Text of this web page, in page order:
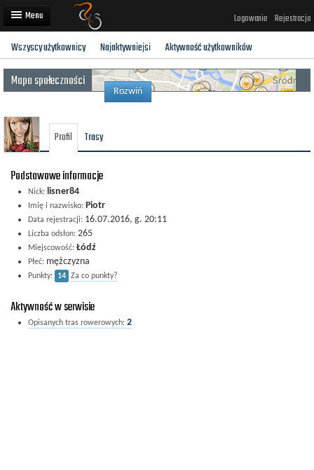
Logowanie Rejestracja
Artykuły
Trasy rowerowe
Wyścigi rowerowe
Użytkownicy
Dodaj
Wszyscy użytkownicy Najaktywniejsi Aktywność użytkowników
Mapa społeczności
Rozwiń
Profil Trasy
Podstawowe informacje
Nick: lisner84
Imię i nazwisko: Piotr
Data rejestracji: 16.07.2016, g. 20:11
Liczba odsłon: 265
Miejscowość: Łódź
Płeć: mężczyzna
Punkty: 14 Za co punkty?
Aktywność w serwisie
Opisanych tras rowerowych: 2